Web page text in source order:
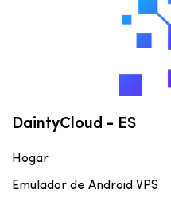
DaintyCloud - ES
Hogar
Emulador de Android VPS